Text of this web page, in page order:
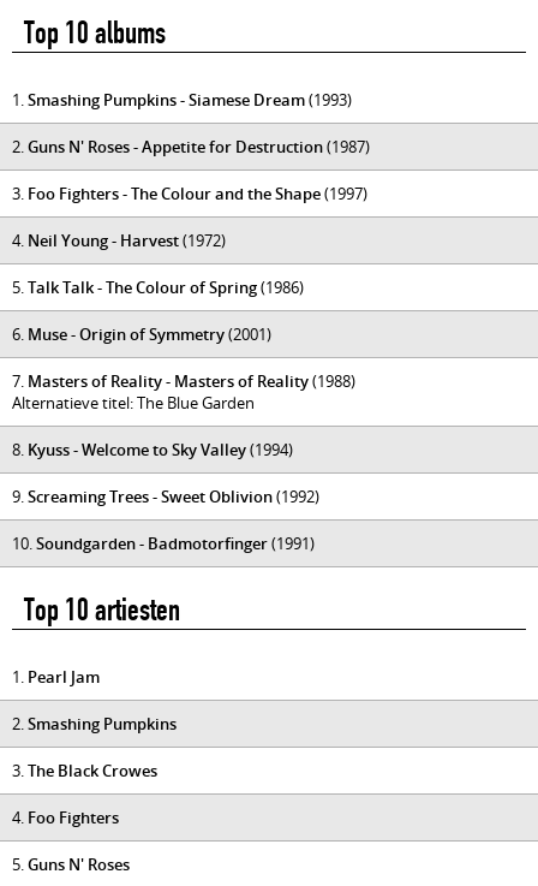
Top 10 albums
1.Smashing Pumpkins - Siamese Dream(1993)
2.Guns N' Roses - Appetite for Destruction(1987)
3. Foo Fighters - The Colour and the Shape(1997)
4. Neil Young - Harvest(1972)
5.Talk Talk - The Colour of Spring(1986)
6. Muse - Origin of Symmetry(2001)
7. Masters of Reality - Masters of Reality(1988)
Alternatieve titel: The Blue Garden
8. Kyuss - Welcome to Sky Valley(1994)
9.Screaming Trees - Sweet Oblivion(1992)
10.Soundgarden - Badmotorfinger(1991)
Top 10 artiesten
1. Pearl Jam
2.Smashing Pumpkins
3.The Black Crowes
4. Foo Fighters
5.Guns N' Roses